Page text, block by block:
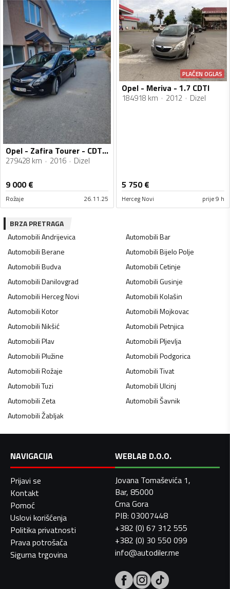
Opel - Zafira Tourer - CDTI 2.0
279428 km 2016 Dizel
9 000€
Rožaje 26.11.25
PLAĆEN OGLAS
Opel - Meriva - 1.7 CDTI
184918 km 2012 Dizel
5 750€
Herceg Novi prije 9 h
BRZA PRETRAGA
AutomobiliAndrijevica AutomobiliBar
AutomobiliBerane AutomobiliBijelo Polje
AutomobiliBudva AutomobiliCetinje
AutomobiliDanilovgrad AutomobiliGusinje
AutomobiliHerceg Novi AutomobiliKolašin
AutomobiliKotor AutomobiliMojkovac
AutomobiliNikšić AutomobiliPetnjica
AutomobiliPlav AutomobiliPljevlja
AutomobiliPlužine AutomobiliPodgorica
AutomobiliRožaje AutomobiliTivat
AutomobiliTuzi AutomobiliUlcinj
AutomobiliZeta AutomobiliŠavnik
AutomobiliŽabljak
NAVIGACIJA
Prijavi se
Kontakt
Pomoć
Uslovi korišćenja
Politika privatnosti
Prava potrošača
Sigurna trgovina
WEBLAB D.O.O.
Jovana Tomaševića 1,
Bar, 85000
Crna Gora
PIB: 03007448
+382 (0) 67 312 555
+382 (0) 30 550 099
info@autodiler.me